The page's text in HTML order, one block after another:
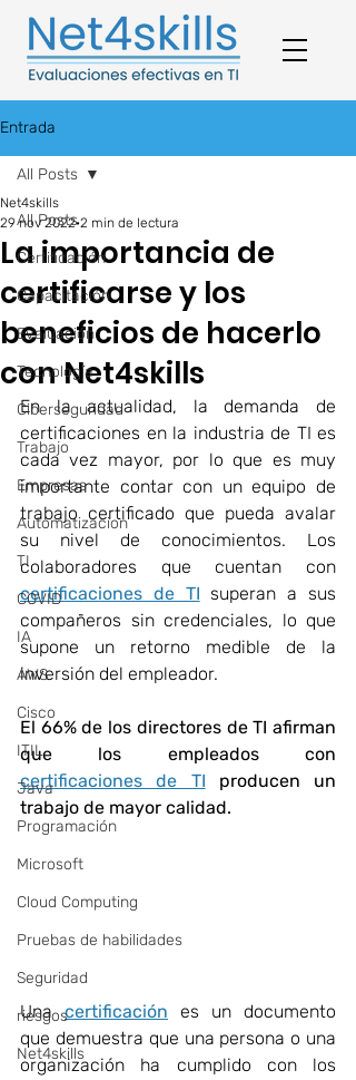
Entrada
All Posts
Certificación
Capacitación
Evaluación
Tecnología
Ciberseguridad
Trabajo
Empresas
Automatizacion
TI
COVID
IA
AWS
Cisco
ITIL
Java
Programación
Microsoft
Cloud Computing
Pruebas de habilidades
Seguridad
riesgos
Net4skills
All Posts
La importancia de
certificarse y los
beneficios de hacerlo
con Net4skills
Net4skills
29 nov 2022 2 min de lectura
En la actualidad, la demanda de
certificaciones en la industria de TI es
cada vez mayor, por lo que es muy
importante contar con un equipo de
trabajo certificado que pueda avalar
su nivel de conocimientos. Los
colaboradores que cuentan con
certificaciones de TI superan a sus
compañeros sin credenciales, lo que
supone un retorno medible de la
inversión del empleador.
El 66% de los directores de TI afirman
certificaciones de TI producen un
trabajo de mayor calidad.
Una certificación
es un documento
que demuestra que una persona o una
organización ha cumplido con los